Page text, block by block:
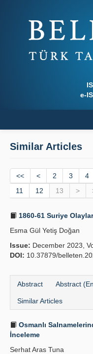
e-
Journal Boards
Writing Rules
Principles
Publication Policies
Guidelines
Contact Us
Similar Articles
<< < 2 3 4
11
12 13 >
1860-61 Suriye
Esma Gül Yetiş Doğan
Issue: December 2023,
DOI: 10.37879/
Abstract Abstract
Similar Articles
Osmanlı
İnceleme
Serhat Aras Tuna